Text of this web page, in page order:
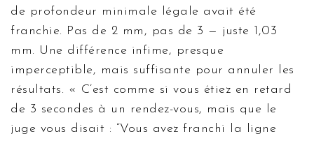
de profondeur minimale légale avait été
franchie. Pas de 2 mm, pas de 3 — juste 1,03
mm. Une différence infime, presque
imperceptible, mais suffisante pour annuler les
résultats. « C’est comme si vous étiez en retard
de 3 secondes à un rendez-vous, mais que le
juge vous disait : “Vous avez franchi la ligne